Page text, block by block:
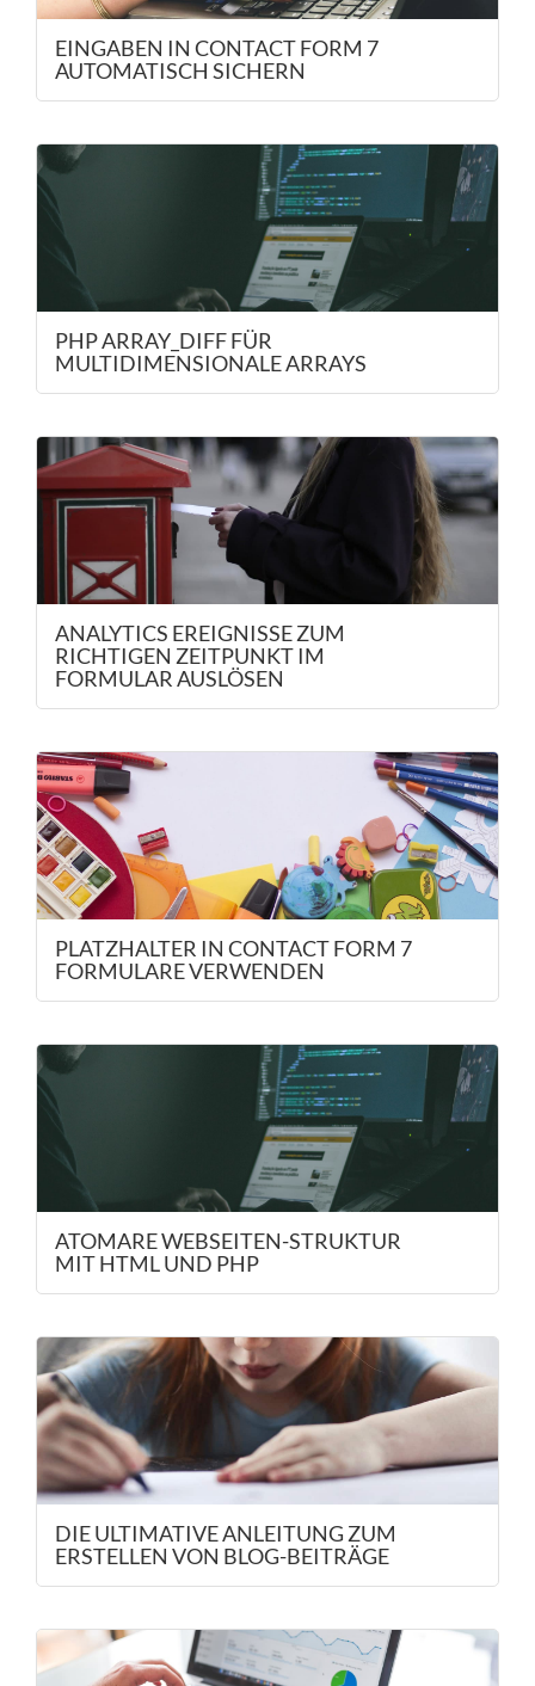
EINGABEN IN CONTACT FORM 7
AUTOMATISCH SICHERN
PHP ARRAY_DIFF FÜR
MULTIDIMENSIONALE ARRAYS
ANALYTICS EREIGNISSE ZUM
RICHTIGEN ZEITPUNKT IM
FORMULAR AUSLÖSEN
PLATZHALTER IN CONTACT FORM 7
FORMULARE VERWENDEN
ATOMARE WEBSEITEN-STRUKTUR
MIT HTML UND PHP
DIE ULTIMATIVE ANLEITUNG ZUM
ERSTELLEN VON BLOG-BEITRÄGE